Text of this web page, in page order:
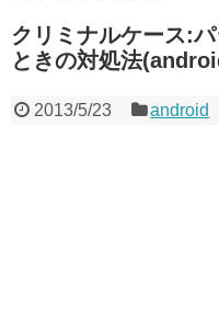
クリミナルケース:
ときの対処法
2013/5/23 android